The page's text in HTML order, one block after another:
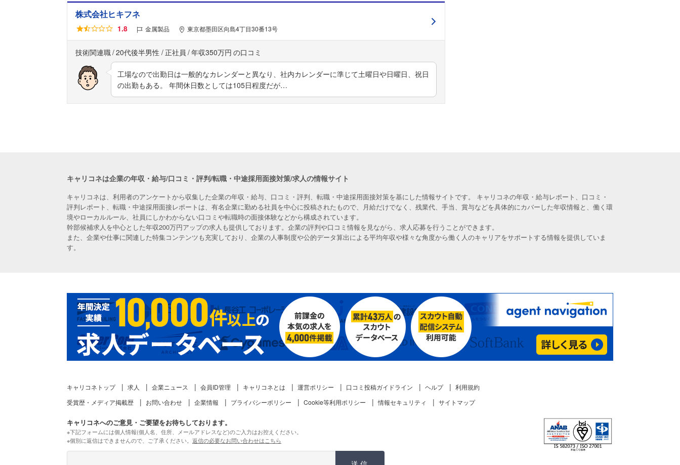
株式会社ヒキフネ
1.8 金属製品 東京都墨田区向島4丁目30番13号
技術関連職 20代後半男性 正社員 年収350万円
工場なので出勤日は一般的なカレンダーと異なり、社内カレンダーに準じて土曜日や日曜日、祝日
の出勤もある。 年間休日数としては105日程度だが…
キャリコネは企業の年収・給与/口コミ・評判/転職・中途採用面接対策/求人の情報サイト
キャリコネは、利用者のアンケートから収集した企業の年収・給与、口コミ・評判、転職・中途採用面接対策を基にした情報サイトです。 キャリコネの年収・給与レポート、口コミ・
評判レポート、転職・中途採用面接レポートは、有名企業に勤める社員を中心に投稿されたもので、月給だけでなく、残業代、手当、賞与などを具体的にカバーした年収情報と、働く環
境やローカルルール、社員にしかわからない口コミや転職時の面接体験などから構成されています。
幹部候補求人を中心とした年収200万円アップの求人も提供しております。企業の評判や口コミ情報を見ながら、求人応募を行うことができます。
また、企業や仕事に関連した特集コンテンツも充実しており、企業の人事制度や公的データ算出による平均年収や様々な角度から働く人のキャリアをサポートする情報を提供していま
す。
キャリコネトップ 求人 企業ニュース 会員ID管理 キャリコネとは 運営ポリシー 口コミ投稿ガイドライン ヘルプ
利用規約
受賞歴・メディア掲載歴
お問い合わせ 企業情報 プライバシーポリシー Cookie等利用ポリシー 情報セキュリティ サイトマップ
キャリコネへのご意見・ご要望をお待ちしております。
※下記フォームには個人情報(個人名、住所、メールアドレスなど)のご入力はお控えください。
※個別に返信はできませんので、ご了承ください。 返信の必要なお問い合わせはこちら